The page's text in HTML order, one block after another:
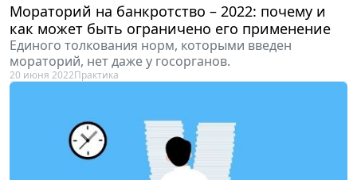
Мораторий на банкротство – 2022: почему и
как может быть ограничено его применение
Единого толкования норм, которыми введен
мораторий, нет даже у госорганов.
20 июня 2022Практика